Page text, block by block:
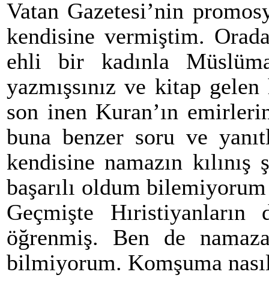
Vatan Gazetesi’nin
kendisine vermiştim.
ehli bir kadınla
yazmışsınız ve kitap
son inen Kuran’ın
buna benzer soru ve
kendisine namazın
başarılı oldum
Geçmişte
öğrenmiş. Ben de
bilmiyorum. Komşuma